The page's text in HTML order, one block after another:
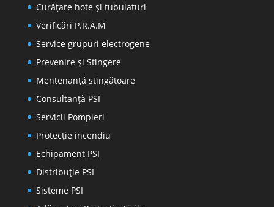
Curățare hote și tubulaturi
Verificări P.R.A.M
Service grupuri electrogene
Prevenire şi Stingere
Mentenanţă stingătoare
Consultanţă PSI
Servicii Pompieri
Protecţie incendiu
Echipament PSI
Distribuţie PSI
Sisteme PSI